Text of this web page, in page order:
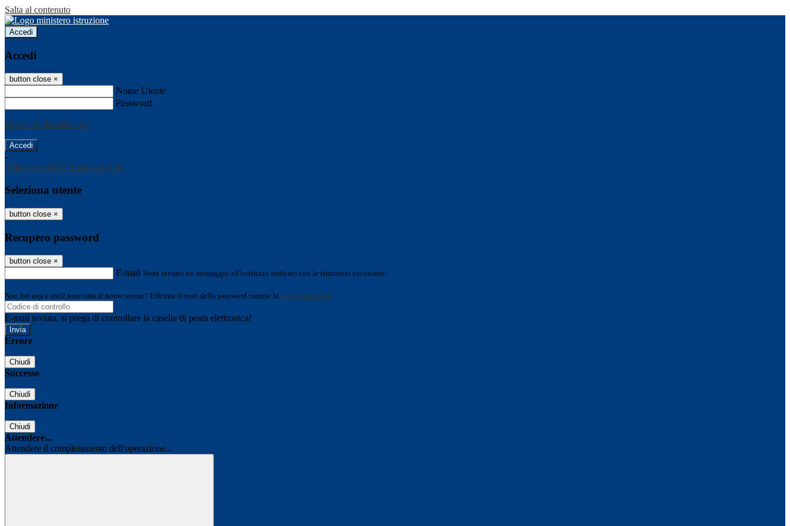
Salta al contenuto
Accedi
Accedi
button close ×
Nome Utente
Password
Password dimenticata?
-
Entra con SPID Entra con CIE
Seleziona utente
button close ×
Recupero password
button close ×
E-mail Verrà inviato un messaggio all'indirizzo indicato con le istruzioni necessarie.
Non hai una e-mail associata al nome utente? Effettua il reset della password tramite la Login Spaggiari
E-mail inviata, si prega di controllare la casella di posta elettronica!
Errore
Chiudi
Successo
Chiudi
Informazione
Chiudi
Attendere...
Attendere il completamento dell'operazione...